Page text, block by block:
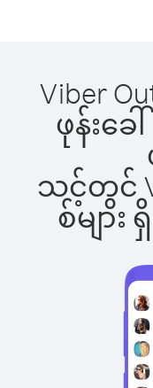
Viber
ဖုန်းခ
သင့်တွင်
စ်မျာ